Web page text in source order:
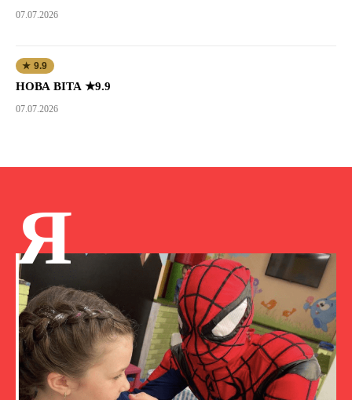
07.07.2026
★ 9.9
НОВА ВІТА ★9.9
07.07.2026
Я